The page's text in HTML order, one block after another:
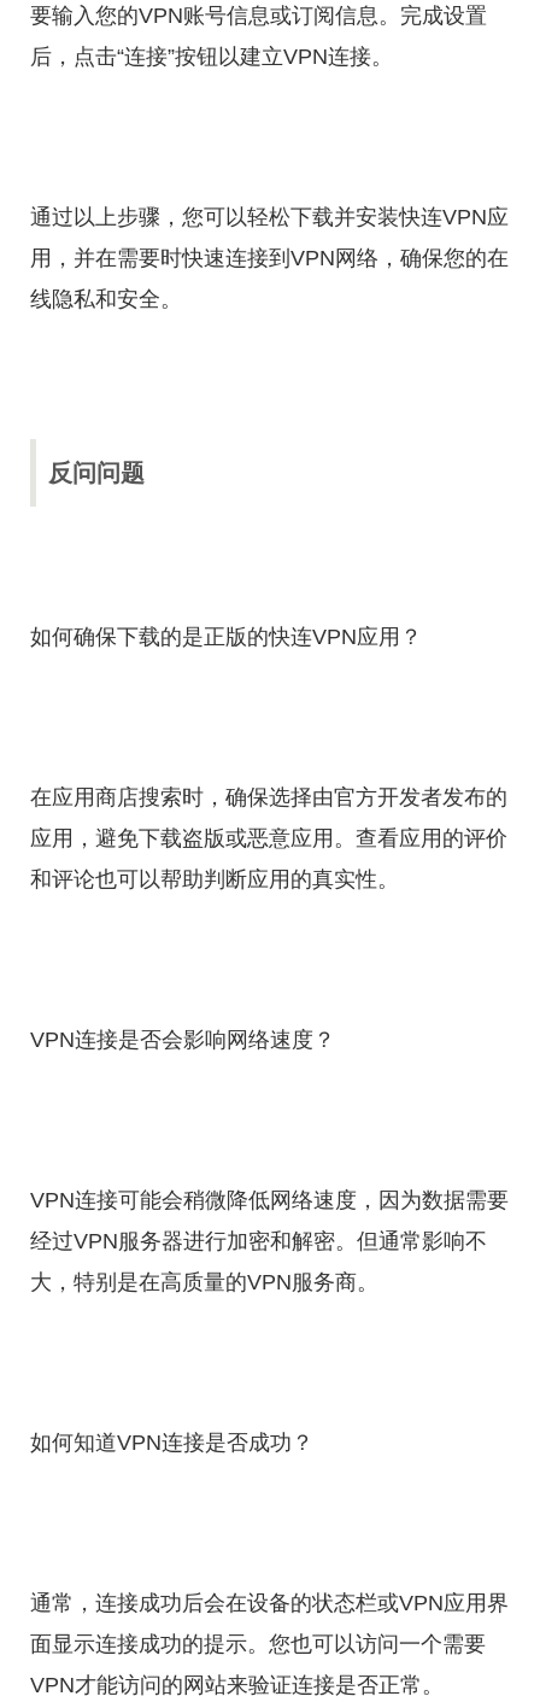
要输入您的VPN账号信息或订阅信息。完成设置
后，点击“连接”按钮以建立VPN连接。
通过以上步骤，您可以轻松下载并安装快连VPN应
用，并在需要时快速连接到VPN网络，确保您的在
线隐私和安全。
反问问题
如何确保下载的是正版的快连VPN应用？
在应用商店搜索时，确保选择由官方开发者发布的
应用，避免下载盗版或恶意应用。查看应用的评价
和评论也可以帮助判断应用的真实性。
VPN连接是否会影响网络速度？
VPN连接可能会稍微降低网络速度，因为数据需要
经过VPN服务器进行加密和解密。但通常影响不
大，特别是在高质量的VPN服务商。
如何知道VPN连接是否成功？
通常，连接成功后会在设备的状态栏或VPN应用界
面显示连接成功的提示。您也可以访问一个需要
VPN才能访问的网站来验证连接是否正常。